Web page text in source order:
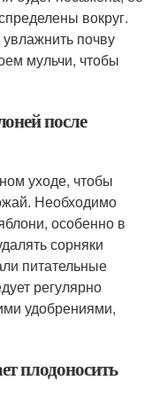
вокруг.
почву
мульчи, чтобы
после
уходе, чтобы
Необходимо
особенно в
сорняки
питательные
регулярно
удобрениями,
плодоносить